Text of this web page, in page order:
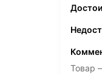
Товар